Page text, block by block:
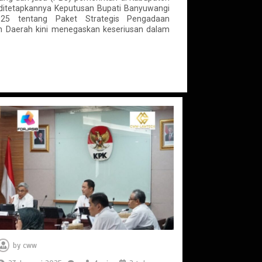
Keputusan Bupati Banyuwangi
tentang Paket Strategis Pengadaan
kini menegaskan keseriusan dalam
by cww